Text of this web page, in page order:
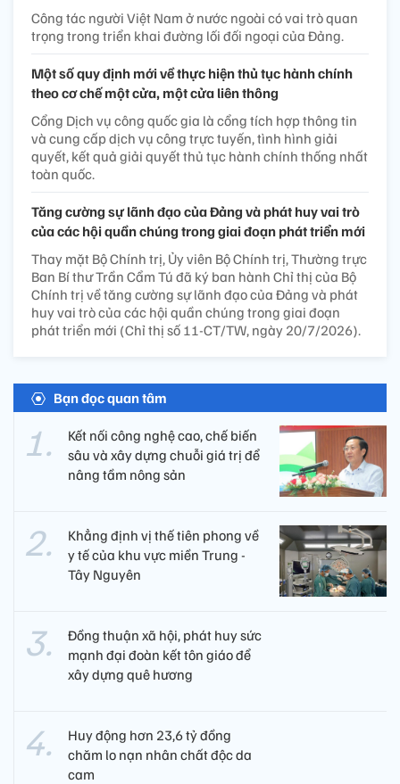
Công tác người Việt Nam ở nước ngoài có vai trò quan
trọng trong triển khai đường lối đối ngoại của Đảng.
Một số quy định mới về thực hiện thủ tục hành chính
theo cơ chế một cửa, một cửa liên thông
Cổng Dịch vụ công quốc gia là cổng tích hợp thông tin
và cung cấp dịch vụ công trực tuyến, tình hình giải
quyết, kết quả giải quyết thủ tục hành chính thống nhất
toàn quốc.
Tăng cường sự lãnh đạo của Đảng và phát huy vai trò
của các hội quần chúng trong giai đoạn phát triển mới
Thay mặt Bộ Chính trị, Ủy viên Bộ Chính trị, Thường trực
Ban Bí thư Trần Cẩm Tú đã ký ban hành Chỉ thị của Bộ
Chính trị về tăng cường sự lãnh đạo của Đảng và phát
huy vai trò của các hội quần chúng trong giai đoạn
phát triển mới (Chỉ thị số 11-CT/TW, ngày 20/7/2026).
Bạn đọc quan tâm
Kết nối công nghệ cao, chế biến
sâu và xây dựng chuỗi giá trị để
nâng tầm nông sản
Khẳng định vị thế tiên phong về
y tế của khu vực miền Trung -
Tây Nguyên ​
Đồng thuận xã hội, phát huy sức
mạnh đại đoàn kết tôn giáo để
xây dựng quê hương
Huy động hơn 23,6 tỷ đồng
chăm lo nạn nhân chất độc da
cam